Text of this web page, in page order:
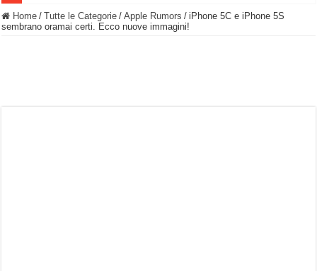
BASTA FATICARE! Questo robot tagliaerba lo appoggi e fa tutto lui! (Senza
Home / Tutte le Categorie / Apple Rumors / iPhone 5C e iPhone 5S
sembrano oramai certi. Ecco nuove immagini!